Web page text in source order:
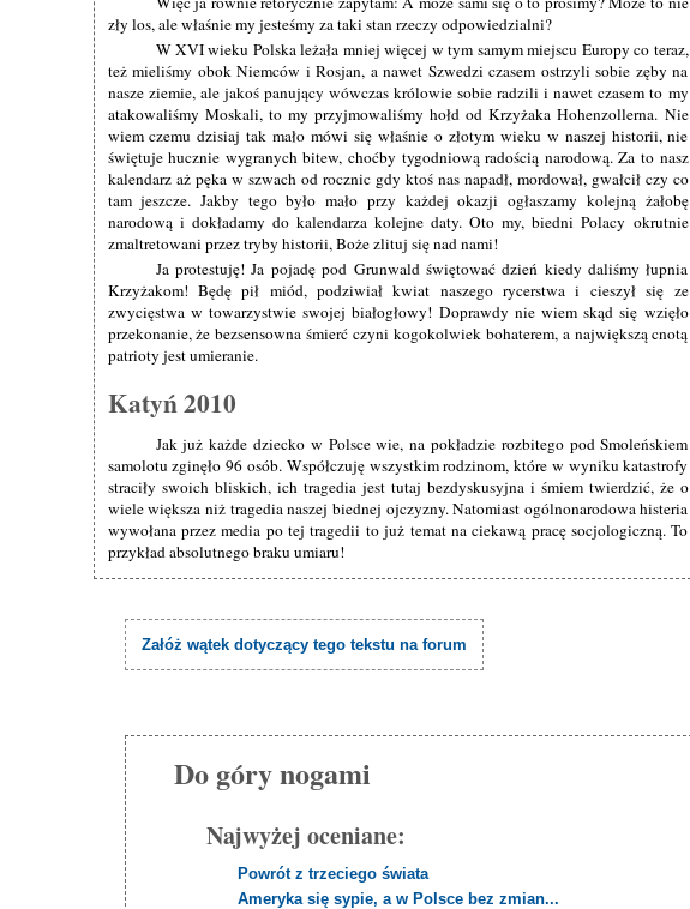
zły los, ale właśnie my jesteśmy za taki stan rzeczy odpowiedzialni?
W XVI wieku Polska leżała mniej więcej w tym samym miejscu Europy co teraz,
też mieliśmy obok Niemców i Rosjan, a nawet Szwedzi czasem ostrzyli sobie zęby na
nasze ziemie, ale jakoś panujący wówczas królowie sobie radzili i nawet czasem to my
atakowaliśmy Moskali, to my przyjmowaliśmy hołd od Krzyżaka Hohenzollerna. Nie
wiem czemu dzisiaj tak mało mówi się właśnie o złotym wieku w naszej historii, nie
świętuje hucznie wygranych bitew, choćby tygodniową radością narodową. Za to nasz
kalendarz aż pęka w szwach od rocznic gdy ktoś nas napadł, mordował, gwałcił czy co
tam jeszcze. Jakby tego było mało przy każdej okazji ogłaszamy kolejną żałobę
narodową i dokładamy do kalendarza kolejne daty. Oto my, biedni Polacy okrutnie
zmaltretowani przez tryby historii, Boże zlituj się nad nami!
Ja protestuję! Ja pojadę pod Grunwald świętować dzień kiedy daliśmy łupnia
Krzyżakom! Będę pił miód, podziwiał kwiat naszego rycerstwa i cieszył się ze
zwycięstwa w towarzystwie swojej białogłowy! Doprawdy nie wiem skąd się wzięło
przekonanie, że bezsensowna śmierć czyni kogokolwiek bohaterem, a największą cnotą
patrioty jest umieranie.
Katyń 2010
Jak już każde dziecko w Polsce wie, na pokładzie rozbitego pod Smoleńskiem
samolotu zginęło 96 osób. Współczuję wszystkim rodzinom, które w wyniku katastrofy
straciły swoich bliskich, ich tragedia jest tutaj bezdyskusyjna i śmiem twierdzić, że o
wiele większa niż tragedia naszej biednej ojczyzny. Natomiast ogólnonarodowa histeria
wywołana przez media po tej tragedii to już temat na ciekawą pracę socjologiczną. To
przykład absolutnego braku umiaru!
Załóż wątek dotyczący tego tekstu na forum
Do góry nogami
Najwyżej oceniane:
Powrót z trzeciego świata
Ameryka się sypie, a w Polsce bez zmian...